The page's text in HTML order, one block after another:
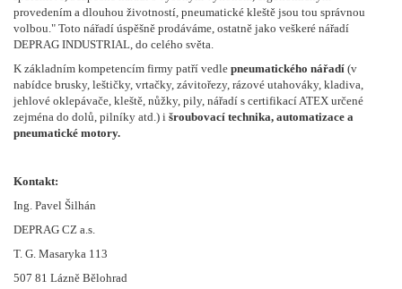
provedením a dlouhou životností, pneumatické kleště jsou tou správnou
volbou." Toto nářadí úspěšně prodáváme, ostatně jako veškeré nářadí
DEPRAG INDUSTRIAL, do celého světa.
K základním kompetencím firmy patří vedle pneumatického nářadí (v
nabídce brusky, leštičky, vrtačky, závitořezy, rázové utahováky, kladiva,
jehlové oklepávače, kleště, nůžky, pily, nářadí s certifikací ATEX určené
zejména do dolů, pilníky atd.) i šroubovací technika, automatizace a
pneumatické motory.
Kontakt:
Ing. Pavel Šilhán
DEPRAG CZ a.s.
T. G. Masaryka 113
507 81 Lázně Bělohrad